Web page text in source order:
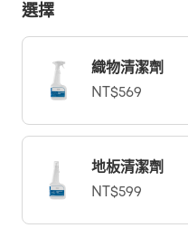
選擇
織物清潔劑
NT$569
地板清潔劑
NT$599